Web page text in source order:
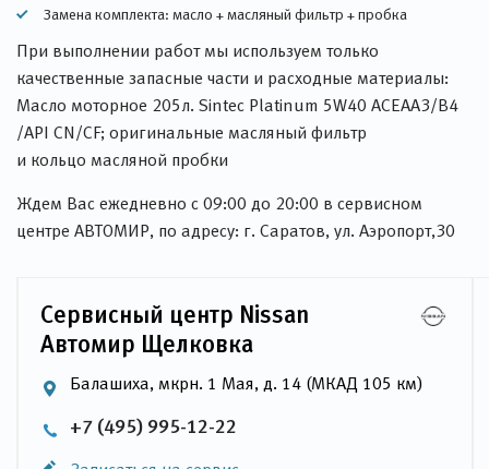
Замена комплекта: масло + масляный фильтр + пробка
При выполнении работ мы используем только
качественные запасные части и расходные материалы:
Масло моторное 205л. Sintec Platinum 5W40 ACEAA3/B4
/API CN/CF; оригинальные масляный фильтр
и кольцо масляной пробки
Ждем Вас ежедневно с 09:00 до 20:00 в сервисном
центре АВТОМИР, по адресу: г. Саратов, ул. Аэропорт,30
Сервисный центр Nissan
Автомир Щелковка
Балашиха, мкрн. 1 Мая, д. 14 (МКАД 105 км)
+7 (495) 995-12-22